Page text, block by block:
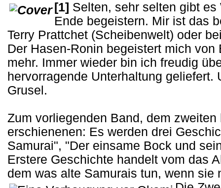
[1] Selten, sehr selten gibt
Ende begeistern. Mir ist das
Terry Prattchet (Scheibenwelt) oder
Der Hasen-Ronin begeistert mich
mehr. Immer wieder bin ich freudig
hervorragende Unterhaltung
Grusel.
Zum vorliegenden Band, dem zweiten
erschienenen: Es werden drei
Samurai", "Der einsame Bock und
Erstere Geschichte handelt vom das
dem was alte Samurais tun, wenn sie